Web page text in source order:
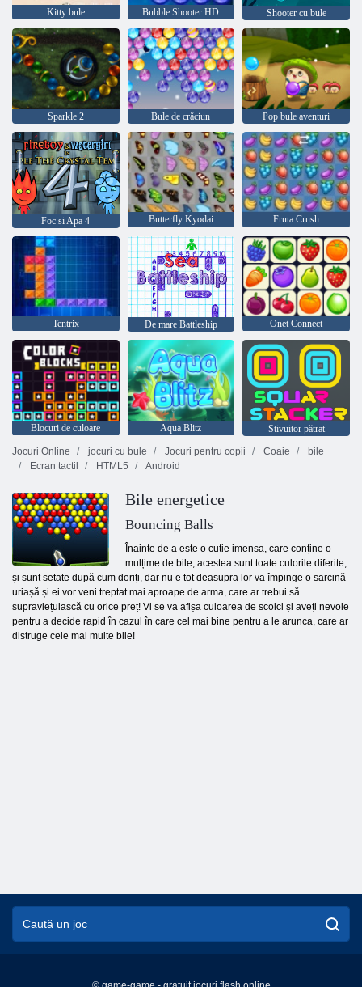
Kitty bule Bubble Shooter HD Shooter cu bule
Sparkle 2 Bule de crăciun Pop bule aventuri
Foc si Apa 4 Butterfly Kyodai Fruta Crush
Tentrix De mare Battleship Onet Connect
Blocuri de culoare Aqua Blitz
Stivuitor pătrat
Jocuri Online
jocuri cu bule Jocuri pentru copii Coaie
bile
Ecran tactil
HTML5 Android
Bile energetice
Bouncing Balls
Înainte de a este o cutie imensa, care conține o
mulțime de bile, acestea sunt toate culorile diferite,
și sunt setate după cum doriți, dar nu e tot deasupra lor va împinge o sarcină
uriașă și ei vor veni treptat mai aproape de arma, care ar trebui să
supraviețuiască cu orice preț! Vi se va afișa culoarea de scoici și aveți nevoie
pentru a decide rapid în cazul în care cel mai bine pentru a le arunca, care ar
distruge cele mai multe bile!